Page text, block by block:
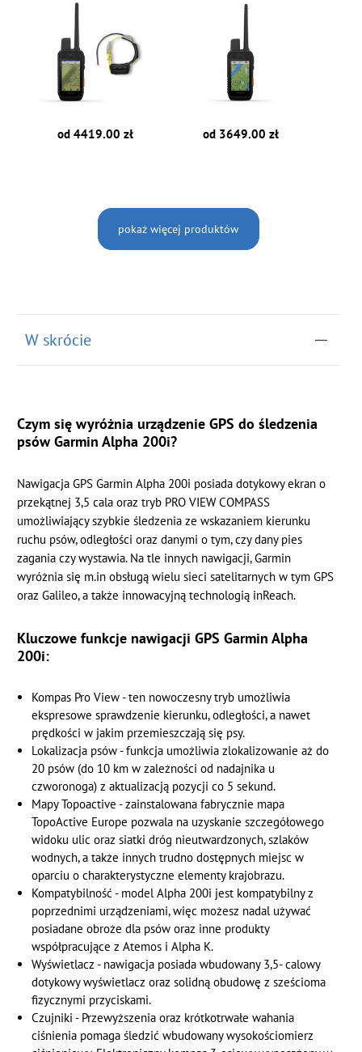
od 4419.00 zł od 3649.00 zł
pokaż więcej produktów
W skrócie
Czym się wyróżnia urządzenie GPS do śledzenia
psów Garmin Alpha 200i?
Nawigacja GPS Garmin Alpha 200i posiada dotykowy ekran o
przekątnej 3,5 cala oraz tryb PRO VIEW COMPASS
umożliwiający szybkie śledzenia ze wskazaniem kierunku
ruchu psów, odległości oraz danymi o tym, czy dany pies
zagania czy wystawia. Na tle innych nawigacji, Garmin
wyróżnia się m.in obsługą wielu sieci satelitarnych w tym GPS
oraz Galileo, a także innowacyjną technologią inReach.
Kluczowe funkcje nawigacji GPS Garmin Alpha
200i:
Kompas Pro View - ten nowoczesny tryb umożliwia
ekspresowe sprawdzenie kierunku, odległości, a nawet
prędkości w jakim przemieszczają się psy.
Lokalizacja psów - funkcja umożliwia zlokalizowanie aż do
20 psów (do 10 km w zależności od nadajnika u
czworonoga) z aktualizacją pozycji co 5 sekund.
Mapy Topoactive - zainstalowana fabrycznie mapa
TopoActive Europe pozwala na uzyskanie szczegółowego
widoku ulic oraz siatki dróg nieutwardzonych, szlaków
wodnych, a także innych trudno dostępnych miejsc w
oparciu o charakterystyczne elementy krajobrazu.
Kompatybilność - model Alpha 200i jest kompatybilny z
poprzednimi urządzeniami, więc możesz nadal używać
posiadane obroże dla psów oraz inne produkty
współpracujące z Atemos i Alpha K.
Wyświetlacz - nawigacja posiada wbudowany 3,5- calowy
dotykowy wyświetlacz oraz solidną obudowę z sześcioma
fizycznymi przyciskami.
Czujniki - Przewyższenia oraz krótkotrwałe wahania
ciśnienia pomaga śledzić wbudowany wysokościomierz